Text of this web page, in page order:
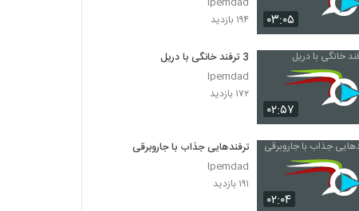
۰۳:۰۵
۱۹۴ بازدید
۰۲:۵۷
3 ترفند خانگی با دریل
Ipemdad
۱۷۲ بازدید
۰۲:۰۴
ترفندهایی جذاب با جاروبرقی
Ipemdad
۱۹۱ بازدید